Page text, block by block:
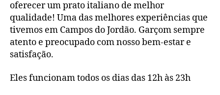
oferecer um prato italiano de melhor
qualidade! Uma das melhores experiências que
tivemos em Campos do Jordão. Garçom sempre
atento e preocupado com nosso bem-estar e
satisfação.
Eles funcionam todos os dias das 12h às 23h